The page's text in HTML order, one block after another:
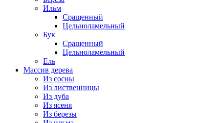
Ильм
Сращенный
Цельноламельный
Бук
Сращенный
Цельноламельный
Ель
Массив дерева
Из сосны
Из лиственницы
Из дуба
Из ясеня
Из березы